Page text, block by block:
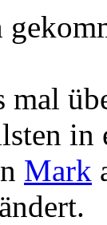
in
Mark